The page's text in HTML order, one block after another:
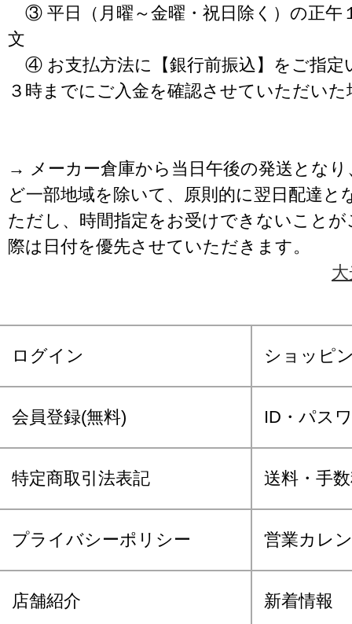
③ 平日（月曜～金曜・祝日除く）の正午
文
④ お支払方法に【銀行前振込】をご指定
３時までにご入金を確認させていただいた
→ メーカー倉庫から当日午後の発送となり
ど一部地域を除いて、原則的に翌日配達と
ただし、時間指定をお受けできないこと
際は日付を優先させていただきます。
ログイン ショッピ
会員登録(無料) ID・パス
特定商取引法表記 送料・手
プライバシーポリシー 営業カレ
店舗紹介 新着情報